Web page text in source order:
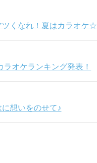
ツくなれ！夏はカラオケ☆
ラオケランキング発表！
想いをのせて♪